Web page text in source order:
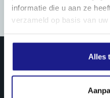
informatie die u aan ze
verzameld op basis van
Alles
PRODUCTEN &
Landbouw mechanisatie